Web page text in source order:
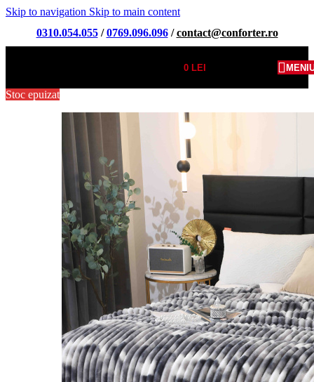
Skip to navigation Skip to main content
0310.054.055/0769.096.096/contact@conforter.ro
0LEI
Stoc epuizat